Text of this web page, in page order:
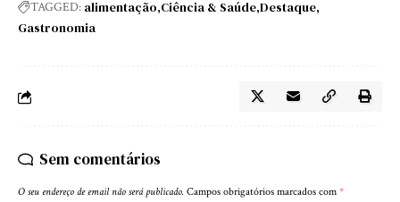
TAGGED: alimentação Ciência & Saúde Destaque
Gastronomia
Sem comentários
O seu endereço de email não será publicado. Campos obrigatórios marcados com *